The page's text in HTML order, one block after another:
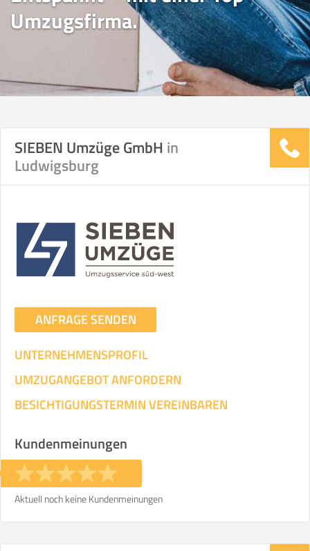
Umzugsfirma.
SIEBEN Umzüge GmbH in
Ludwigsburg
ANFRAGE SENDEN
UNTERNEHMENSPROFIL
UMZUGANGEBOT ANFORDERN
BESICHTIGUNGSTERMIN VEREINBAREN
Kundenmeinungen
Aktuell noch keine Kundenmeinungen